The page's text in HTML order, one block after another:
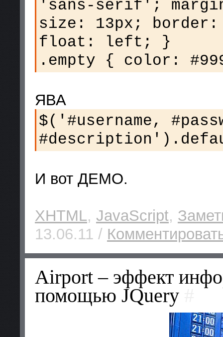
'sans-serif';
size: 13px;
float: left; }
.empty { color:
ЯВА
$('#username,
И вот ДЕМО.
XHTML, JavaScript,
13.06.11 /
Airport – эффект
помощью JQuery